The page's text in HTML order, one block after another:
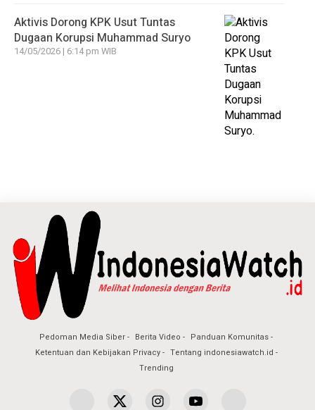
Aktivis Dorong KPK Usut Tuntas
Dugaan Korupsi Muhammad Suryo
14/05/2026 | 6:14 pm WIB
Pedoman Media Siber Berita Video
Panduan Komunitas
Ketentuan dan Kebijakan Privacy
Tentang indonesiawatch.id
Trending